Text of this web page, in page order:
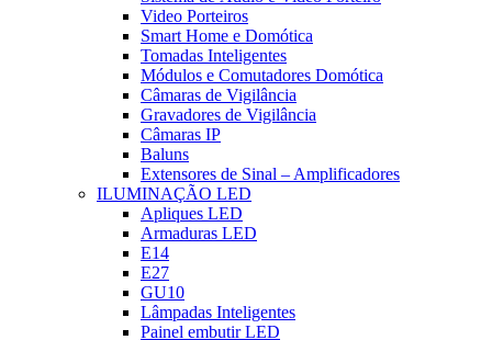
Video Porteiros
Smart Home e Domótica
Tomadas Inteligentes
Módulos e Comutadores Domótica
Câmaras de Vigilância
Gravadores de Vigilância
Câmaras IP
Baluns
Extensores de Sinal – Amplificadores
ILUMINAÇÃO LED
Apliques LED
Armaduras LED
E14
E27
GU10
Lâmpadas Inteligentes
Painel embutir LED